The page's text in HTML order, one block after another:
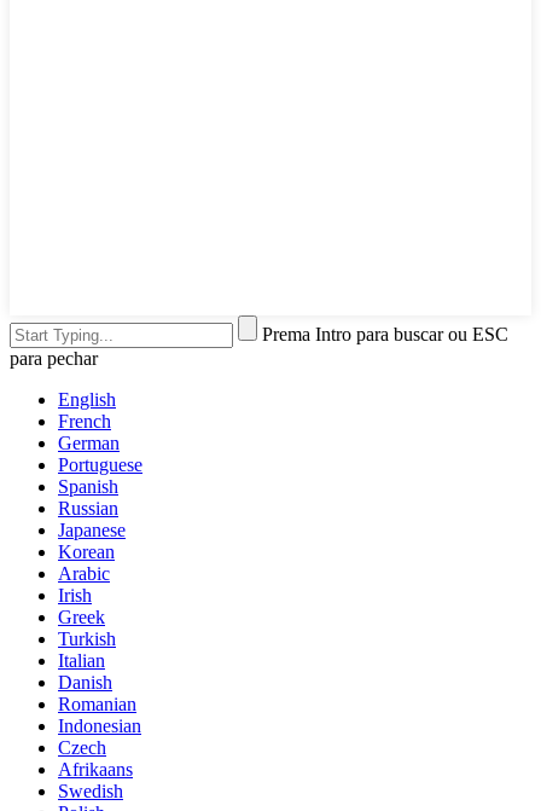
Prema Intro para buscar ou ESC
para pechar
English
French
German
Portuguese
Spanish
Russian
Japanese
Korean
Arabic
Irish
Greek
Turkish
Italian
Danish
Romanian
Indonesian
Czech
Afrikaans
Swedish